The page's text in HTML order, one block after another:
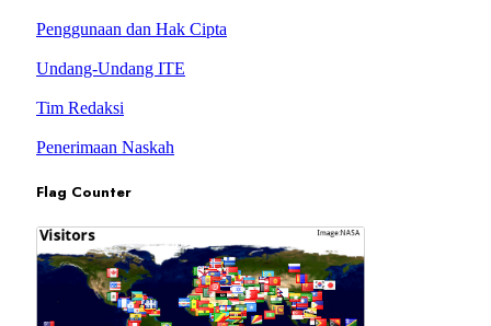
Penggunaan dan Hak Cipta
Undang-Undang ITE
Tim Redaksi
Penerimaan Naskah
Flag Counter